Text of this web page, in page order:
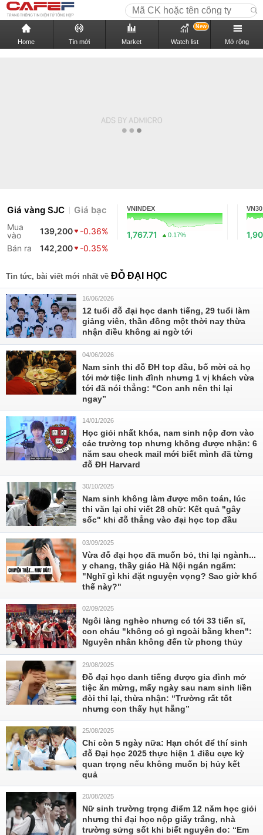
Home Tin mới Market Watch list
New
Mở rộng
Giá vàng SJC Giá bạc
Mua
vào
139,200
-0.36%
Bán ra
142,200 -0.35%
VNINDEX
1,767.71 0.17%
VN30
Tin tức, bài viết mới nhất về ĐỖ ĐẠI HỌC
16/06/2026
12 tuổi đỗ đại học danh tiếng, 29 tuổi làm
giảng viên, thần đồng một thời nay thừa
nhận điều không ai ngờ tới
04/06/2026
Nam sinh thi đỗ ĐH top đầu, bố mời cả họ
tới mở tiệc linh đình nhưng 1 vị khách vừa
tới đã nói thẳng: “Con anh nên thi lại
ngay”
14/01/2026
Học giỏi nhất khóa, nam sinh nộp đơn vào
các trường top nhưng không được nhận: 6
năm sau check mail mới biết mình đã từng
đỗ ĐH Harvard
30/10/2025
Nam sinh không làm được môn toán, lúc
thi văn lại chỉ viết 28 chữ: Kết quả "gây
sốc" khi đỗ thẳng vào đại học top đầu
03/09/2025
Vừa đỗ đại học đã muốn bỏ, thi lại ngành...
y chang, thầy giáo Hà Nội ngán ngẩm:
"Nghĩ gì khi đặt nguyện vọng? Sao giờ khổ
thế này?"
02/09/2025
Ngôi làng nghèo nhưng có tới 33 tiến sĩ,
con cháu "không có gì ngoài bằng khen":
Nguyên nhân không đến từ phong thủy
29/08/2025
Đỗ đại học danh tiếng được gia đình mở
tiệc ăn mừng, mấy ngày sau nam sinh liền
đòi thi lại, thừa nhận: “Trường rất tốt
nhưng con thấy hụt hẫng”
25/08/2025
Chỉ còn 5 ngày nữa: Hạn chót để thí sinh
đỗ Đại học 2025 thực hiện 1 điều cực kỳ
quan trọng nếu không muốn bị hủy kết
quả
20/08/2025
Nữ sinh trường trọng điểm 12 năm học giỏi
nhưng thi đại học nộp giấy trắng, nhà
trường sửng sốt khi biết nguyên do: “Em